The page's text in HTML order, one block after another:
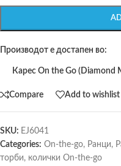
Производот е достапен во:
Карес On the Go (Diamond
Compare Add to wishlist
SKU: EJ6041
Categories: On-the-go, Ранци,
торби, колички On-the-go